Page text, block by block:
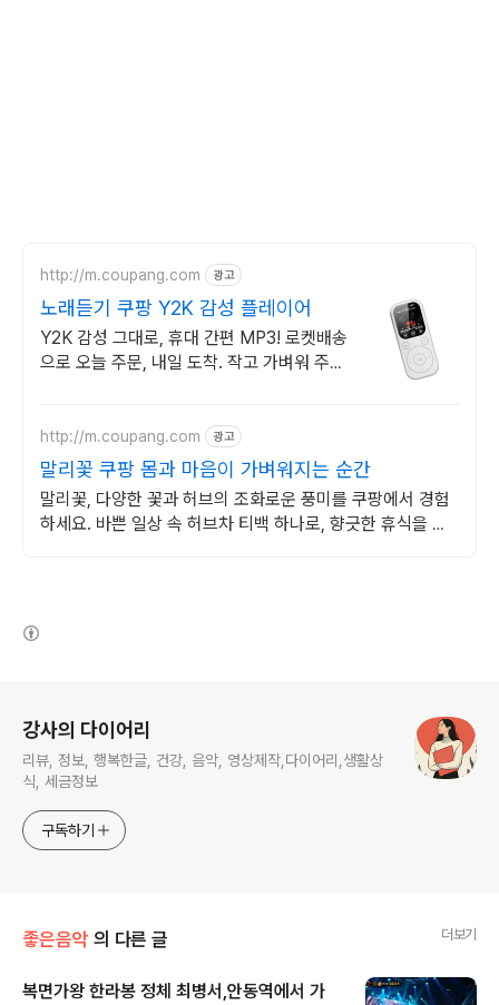
http://m.coupang.com 광고
노래듣기 쿠팡 Y2K 감성 플레이어
Y2K 감성 그대로, 휴대 간편 MP3! 로켓배송
으로 오늘 주문, 내일 도착. 작고 가벼워 주머
http://m.coupang.com 광고
말리꽃 쿠팡 몸과 마음이 가벼워지는 순간
말리꽃, 다양한 꽃과 허브의 조화로운 풍미를 쿠팡에서 경험
하세요. 바쁜 일상 속 허브차 티백 하나로, 향긋한 휴식을 간
강사의 다이어리
리뷰, 정보, 행복한글, 건강, 음악, 영상제작,다이어리,생활상
식, 세금정보
구독하기
좋은음악 의 다른 글 더보기
복면가왕 한라봉 정체 최병서,안동역에서 가